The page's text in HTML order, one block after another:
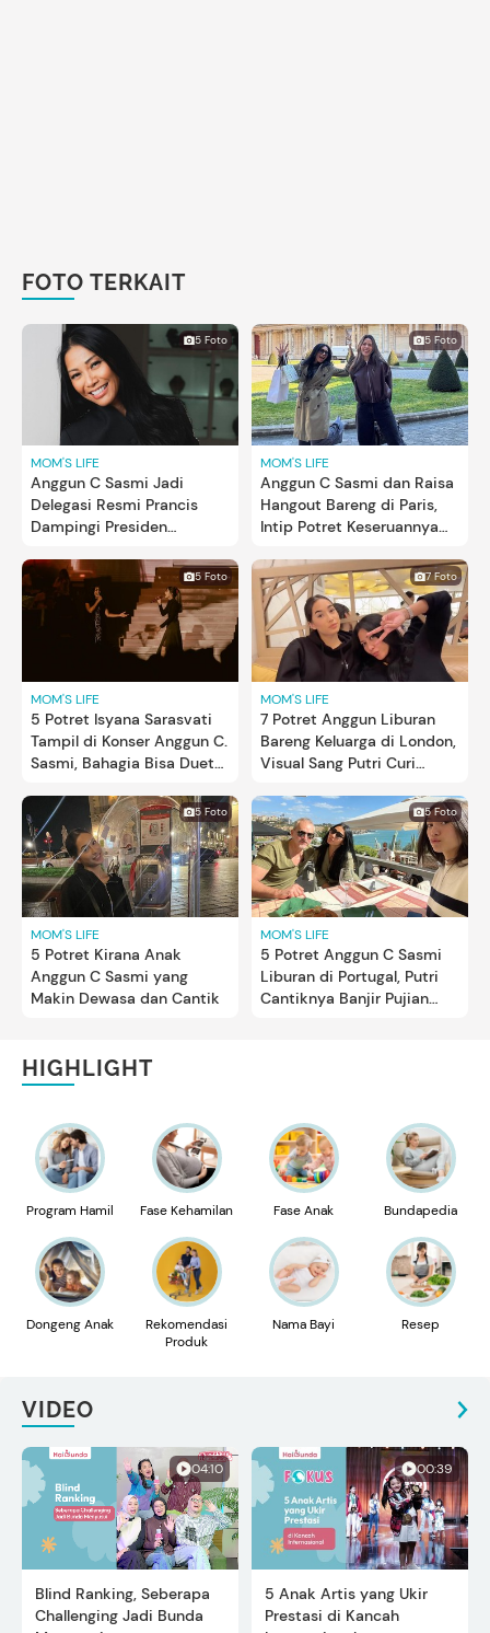
FOTO TERKAIT
5 Foto
MOM'S LIFE
Anggun C Sasmi Jadi
Delegasi Resmi Prancis
Dampingi Presiden
Indonesia, Ini 5 Potretnya
5 Foto
MOM'S LIFE
Anggun C Sasmi dan Raisa
Hangout Bareng di Paris,
Intip Potret Keseruannya
5 Foto
MOM'S LIFE
5 Potret Isyana Sarasvati
Tampil di Konser Anggun C.
Sasmi, Bahagia Bisa Duet
7 Foto
MOM'S LIFE
7 Potret Anggun Liburan
Bareng Keluarga di London,
Visual Sang Putri Curi
5 Foto
MOM'S LIFE
5 Potret Kirana Anak
Anggun C Sasmi yang
Makin Dewasa dan Cantik
5 Foto
MOM'S LIFE
5 Potret Anggun C Sasmi
Liburan di Portugal, Putri
Cantiknya Banjir Pujian
HIGHLIGHT
Program Hamil Fase Kehamilan Fase Anak Bundapedia
Dongeng Anak
Rekomendasi
Produk
Nama Bayi Resep
VIDEO
04:10
Blind Ranking, Seberapa
Challenging Jadi Bunda
00:39
5 Anak Artis yang Ukir
Prestasi di Kancah